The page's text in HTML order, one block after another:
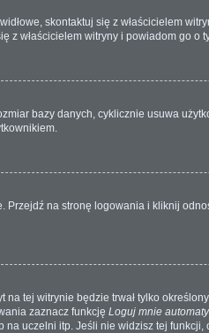
skontaktuj się z właścicielem
z właścicielem witryny i powiadom go o
bazy danych, cyklicznie usuwa
na stronę logowania i kliknij
na tej witrynie będzie trwał tylko
zaznacz funkcję Loguj mnie
uczelni itp. Jeśli nie widzisz tej funkcji,